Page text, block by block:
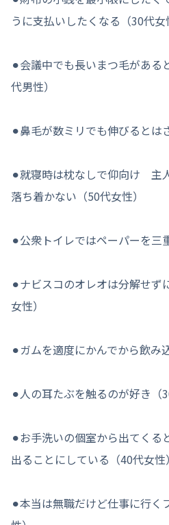
うに支払いしたくなる（30代女
⚫︎会議中でも長いまつ毛があ
代男性）
⚫︎鼻毛が数ミリでも伸びるとは
⚫︎就寝時は枕なしで仰向け 主
落ち着かない（50代女性）
⚫︎公衆トイレではペーパーを三
⚫︎ナビスコのオレオは分解せ
女性）
⚫︎ガムを適度にかんでから飲み
⚫︎人の耳たぶを触るのが好き（
⚫︎お手洗いの個室から出てく
出ることにしている（40代女性）
⚫︎本当は無職だけど仕事に行